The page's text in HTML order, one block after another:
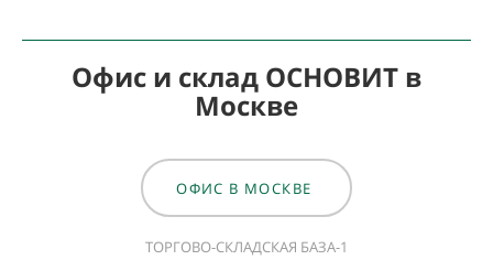
Офис и склад ОСНОВИТ в
Москве
ОФИС В МОСКВЕ
ТОРГОВО-СКЛАДСКАЯ БАЗА-1